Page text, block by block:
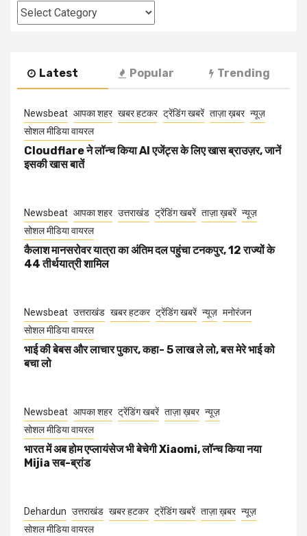
Categories
Latest Popular Trending
Newsbeat आपका शहर खबर हटकर ट्रेंडिंग खबरें ताज़ा ख़बर न्यूज़
सोशल मीडिया वायरल
Cloudflare ने लॉन्च किया AI एजेंट्स के लिए खास ब्राउज़र, जानें
इसकी खास बातें
Newsbeat आपका शहर उत्तराखंड ट्रेंडिंग खबरें ताज़ा ख़बरें न्यूज़
सोशल मीडिया वायरल
कैलाश मानसरोवर यात्रा का अंतिम दल पहुंचा टनकपुर, 12 राज्यों के
44 तीर्थयात्री शामिल
Newsbeat उत्तराखंड खबर हटकर ट्रेंडिंग खबरें न्यूज़ मनोरंजन
सोशल मीडिया वायरल
भाई की बेबस और लाचार पुकार, कहा- 5 लाख ले लो, बस मेरे भाई को
बचा लो
Newsbeat आपका शहर ट्रेंडिंग खबरें ताज़ा ख़बर न्यूज़
सोशल मीडिया वायरल
भारत में अब होम एप्लायंसेज भी बेचेगी Xiaomi, लॉन्च किया नया
Mijia सब-ब्रांड
Dehardun उत्तराखंड खबर हटकर ट्रेंडिंग खबरें ताज़ा ख़बर न्यूज़
सोशल मीडिया वायरल